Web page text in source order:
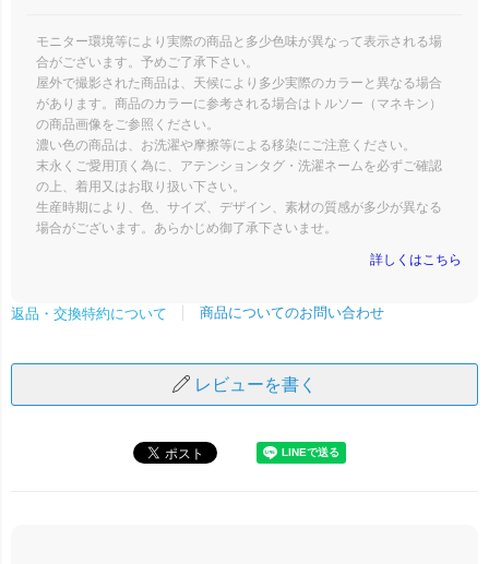
モニター環境等により実際の商品と多少色味が異なって表示される場
合がございます。予めご了承下さい。
屋外で撮影された商品は、天候により多少実際のカラーと異なる場合
があります。商品のカラーに参考される場合はトルソー（マネキン）
の商品画像をご参照ください。
濃い色の商品は、お洗濯や摩擦等による移染にご注意ください。
末永くご愛用頂く為に、アテンションタグ・洗濯ネームを必ずご確認
の上、着用又はお取り扱い下さい。
生産時期により、色、サイズ、デザイン、素材の質感が多少が異なる
場合がございます。あらかじめ御了承下さいませ。
詳しくはこちら
返品・交換特約について 商品についてのお問い合わせ
レビューを書く